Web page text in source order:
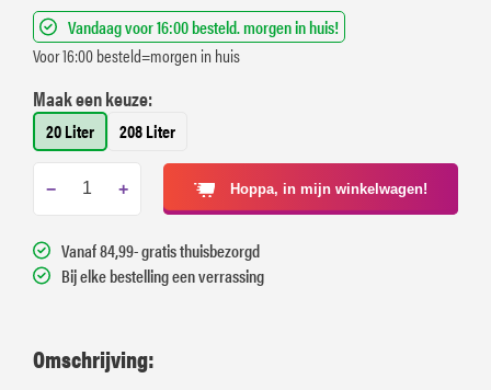
Vandaag voor 16:00 besteld. morgen in huis!
Voor 16:00 besteld=morgen in huis
Maak een keuze:
20 Liter 208 Liter
− + Hoppa, in mijn winkelwagen!
Vanaf 84,99- gratis thuisbezorgd
Bij elke bestelling een verrassing
Omschrijving: